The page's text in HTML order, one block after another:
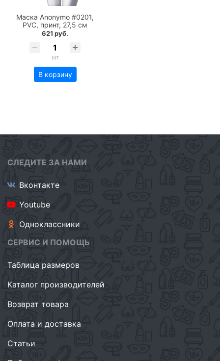
Маска Anonymo #0201,
PVC, принт, 27,5 см
621 руб.
шт
В корзину
СЛЕДИТЕ ЗА НАМИ
Вконтакте
Youtube
Одноклассники
СЕРВИС И ПОМОЩЬ
Таблица размеров
Каталог производителей
Возврат товара
Оплата и доставка
Статьи